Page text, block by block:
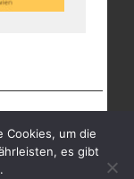
Cookies, um die
es gibt